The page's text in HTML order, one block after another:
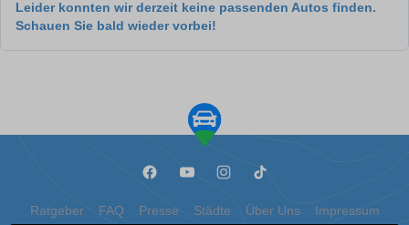
Leider konnten wir derzeit keine passenden Autos finden.
Schauen Sie bald wieder vorbei!
Ratgeber FAQ Presse Städte Über Uns Impressum